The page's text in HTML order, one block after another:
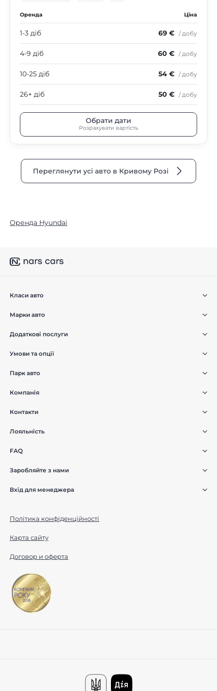
Оренда Ціна
1-3 діб 69 € / добу
4-9 діб 60 € / добу
10-25 діб 54 € / добу
26+ діб 50 € / добу
Обрати дати
Розрахувати вартість
Переглянути усі авто в Кривому Розі
Оренда Hyundai
Класи авто
Марки авто
Додаткові послуги
Умови та опції
Парк авто
Компанія
Контакти
Лояльність
FAQ
Заробляйте з нами
Вхід для менеджера
Політика конфіденційності
Карта сайту
Договор и оферта